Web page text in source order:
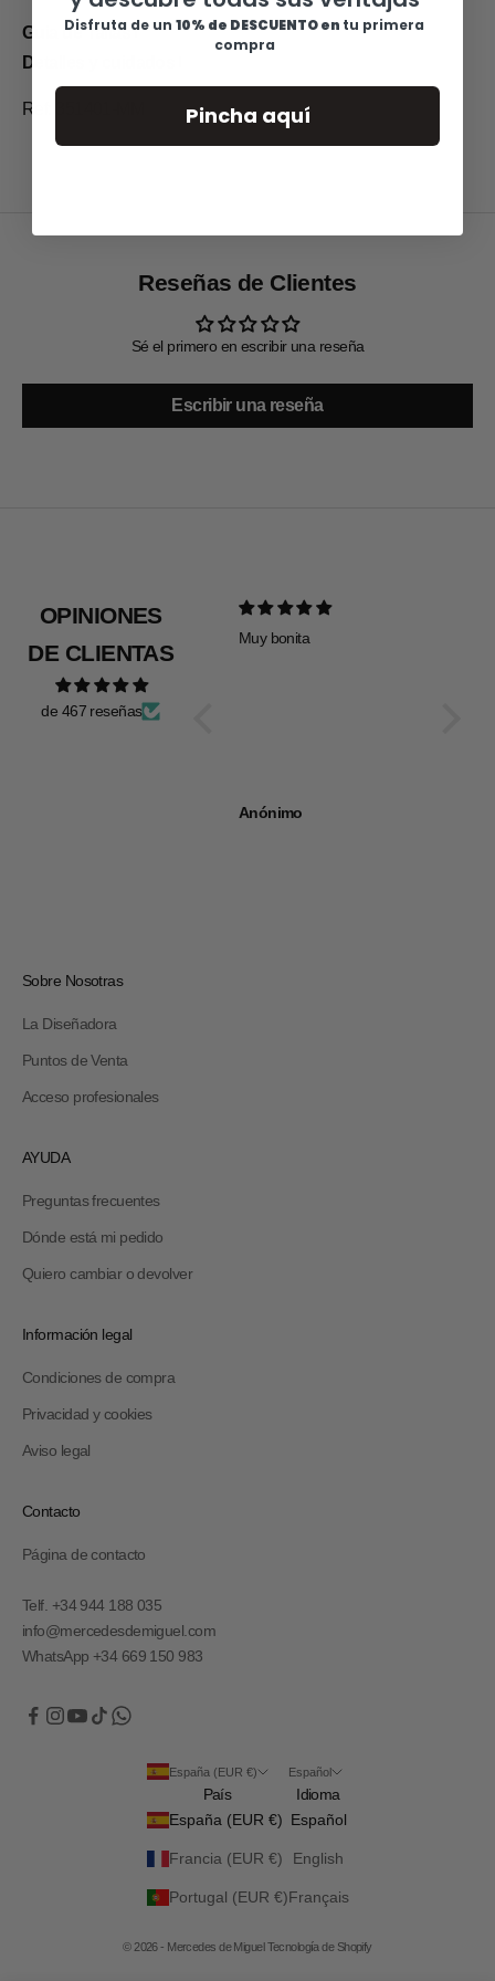
Guia de Tallas
Detalles y cuidados
Ref: 351401-MM
Reseñas de Clientes
Sé el primero en escribir una reseña
Escribir una reseña
OPINIONES
DE CLIENTAS
de 467 reseñas
Muy bonita
Anónimo
Sobre Nosotras
La Diseñadora
Puntos de Venta
Acceso profesionales
AYUDA
Preguntas frecuentes
Dónde está mi pedido
Quiero cambiar o devolver
Información legal
Condiciones de compra
Privacidad y cookies
Aviso legal
Contacto
Página de contacto
Telf. +34 944 188 035
info@mercedesdemiguel.com
WhatsApp +34 669 150 983
España (EUR €)
País
España (EUR €)
Francia (EUR €)
Portugal (EUR €)
Español
Idioma
Español
English
Français
© 2026 - Mercedes de MiguelTecnología de Shopify
Disfruta de un 10% de DESCUENTO en tu primera
compra
Pincha aquí